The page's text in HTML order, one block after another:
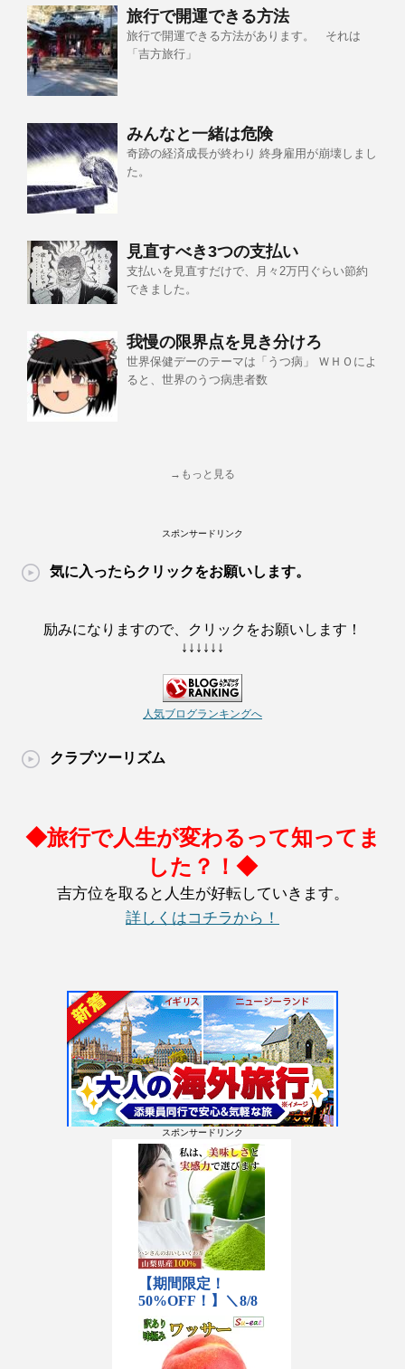
旅行で開運できる方法
旅行で開運できる方法があります。 それは
「吉方旅行」
みんなと一緒は危険
奇跡の経済成長が終わり 終身雇用が崩壊しまし
た。
見直すべき3つの支払い
支払いを見直すだけで、月々2万円ぐらい節約
できました。
我慢の限界点を見き分けろ
世界保健デーのテーマは「うつ病」 ＷＨＯによ
ると、世界のうつ病患者数
→もっと見る
スポンサードリンク
気に入ったらクリックをお願いします。
励みになりますので、クリックをお願いします！
↓↓↓↓↓↓
人気ブログランキングへ
クラブツーリズム
◆旅行で人生が変わるって知ってま
した？！◆
吉方位を取ると人生が好転していきます。
詳しくはコチラから！
スポンサードリンク